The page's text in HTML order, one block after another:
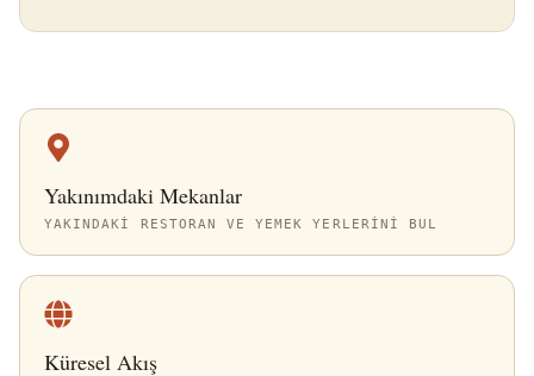
Yakınımdaki Mekanlar
YAKINDAKI RESTORAN VE YEMEK YERLERINI BUL
Küresel Akış